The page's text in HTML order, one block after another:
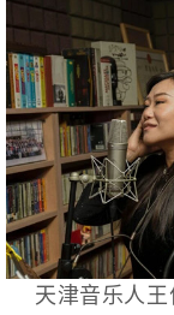
天津音乐人